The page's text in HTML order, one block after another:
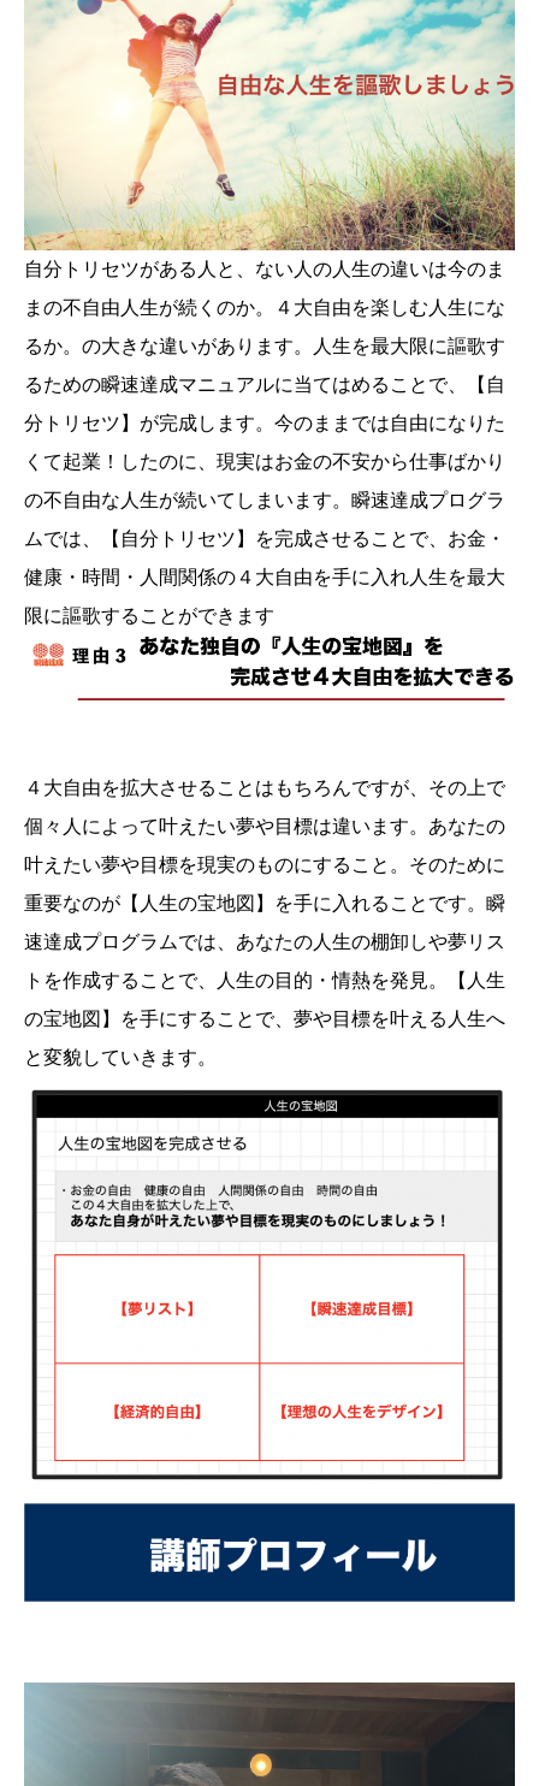
自分トリセツがある人と、ない人の人生の違いは今のま
まの不自由人生が続くのか。４大自由を楽しむ人生にな
るか。の大きな違いがあります。人生を最大限に謳歌す
るための瞬速達成マニュアルに当てはめることで、【自
分トリセツ】が完成します。今のままでは自由になりた
くて起業！したのに、現実はお金の不安から仕事ばかり
の不自由な人生が続いてしまいます。瞬速達成プログラ
ムでは、【自分トリセツ】を完成させることで、お金・
健康・時間・人間関係の４大自由を手に入れ人生を最大
限に謳歌することができます
４大自由を拡大させることはもちろんですが、その上で
個々人によって叶えたい夢や目標は違います。あなたの
叶えたい夢や目標を現実のものにすること。そのために
重要なのが【人生の宝地図】を手に入れることです。瞬
速達成プログラムでは、あなたの人生の棚卸しや夢リス
トを作成することで、人生の目的・情熱を発見。【人生
の宝地図】を手にすることで、夢や目標を叶える人生へ
と変貌していきます。